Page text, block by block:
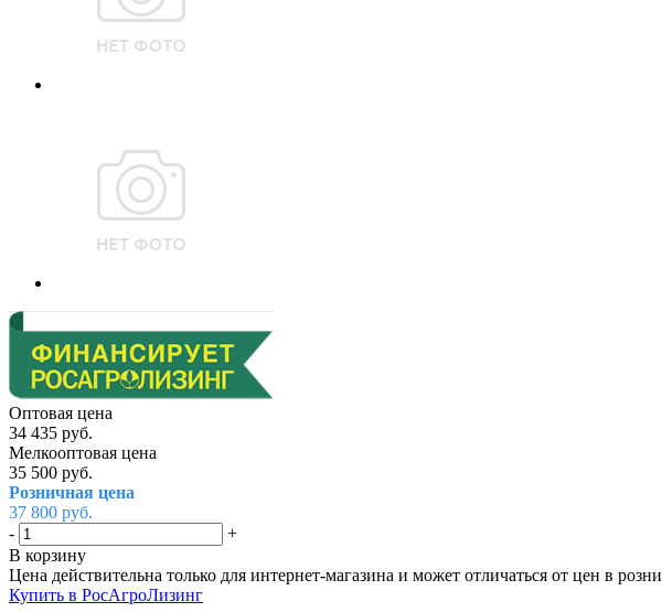
Оптовая цена
34 435 руб.
Мелкооптовая цена
35 500 руб.
Розничная цена
37 800 руб.
-
+
В корзину
Цена действительна только для интернет-магазина и может отличаться от цен в
Купить в РосАгроЛизинг